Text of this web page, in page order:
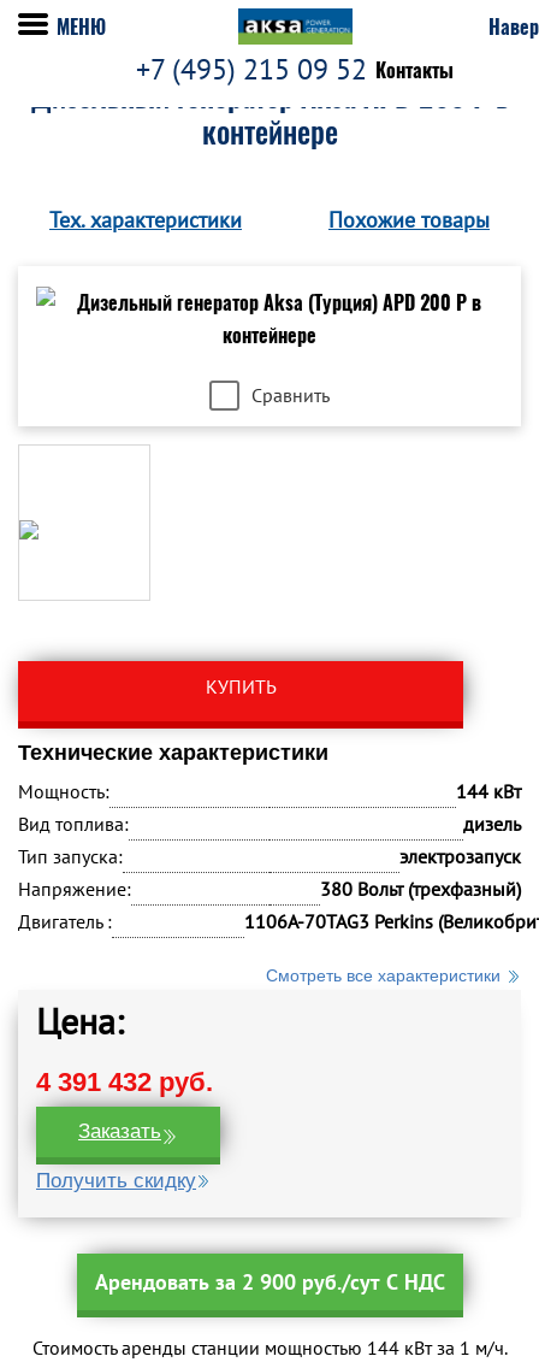
+7 (495) 215 09 52 Контакты
МЕНЮ
Дизельный генератор Aksa APD 200 P в
контейнере
Тех. характеристики Похожие товары
Сравнить
КУПИТЬ
Технические характеристики
Мощность:
144 кВт
Вид топлива:
дизель
Тип запуска:
электрозапуск
Напряжение:
380 Вольт (трехфазный)
Двигатель :
1106A-70TAG3 Perkins
Смотреть все характеристики
Цена:
4 391 432 руб.
Заказать
Получить скидку
Арендовать за 2 900 руб./сут С НДС
Стоимость аренды станции мощностью 144 кВт за 1 м/ч.